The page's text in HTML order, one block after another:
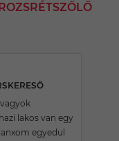
lakos van egy
egyedul